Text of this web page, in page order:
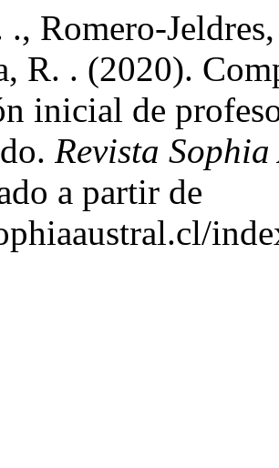
Romero-
R. . (2020).
inicial de
Revista
a partir de